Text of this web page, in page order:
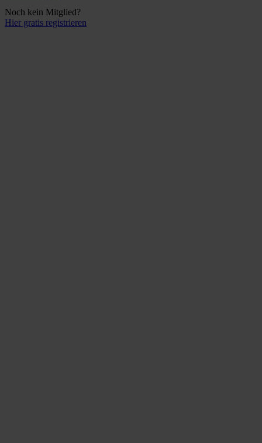
Noch kein Mitglied?
Hier gratis registrieren